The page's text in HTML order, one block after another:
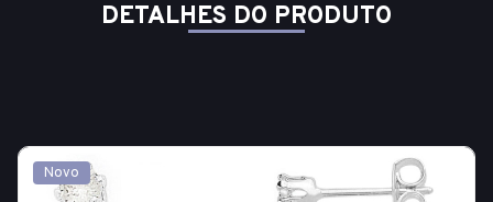
DETALHES DO PRODUTO
Novo